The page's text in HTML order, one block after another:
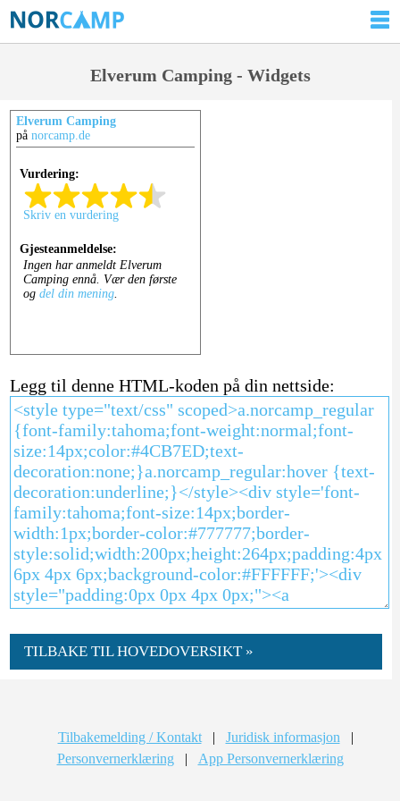
Elverum Camping - Widgets
Elverum Camping
på norcamp.de
Legg til denne HTML-koden på din nettside:
TILBAKE TIL HOVEDOVERSIKT »
Tilbakemelding / Kontakt | Juridisk informasjon
|
Personvernerklæring
| App Personvernerklæring